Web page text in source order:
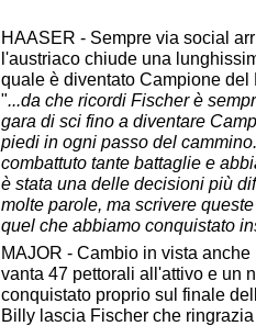
HAASER - Sempre via social
l'austriaco chiude una
quale è diventato Campione del
"...da che ricordi Fischer è
gara di sci fino a diventare
piedi in ogni passo del
combattuto tante battaglie e
è stata una delle decisioni più
molte parole, ma scrivere
quel che abbiamo conquistato
MAJOR - Cambio in vista
vanta 47 pettorali all'attivo e un
conquistato proprio sul finale
Billy lascia Fischer che